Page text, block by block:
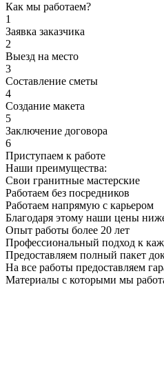
Как мы работаем?
1
Заявка заказчика
2
Выезд на место
3
Составление сметы
4
Создание макета
5
Заключение договора
6
Приступаем к работе
Наши преимущества:
Свои гранитные мастерские
Работаем без посредников
Работаем напрямую с карьером
Благодаря этому наши цены
Опыт работы более 20 лет
Профессиональный подход к
Предоставляем полный пакет
На все работы предоставляем
Материалы с которыми мы